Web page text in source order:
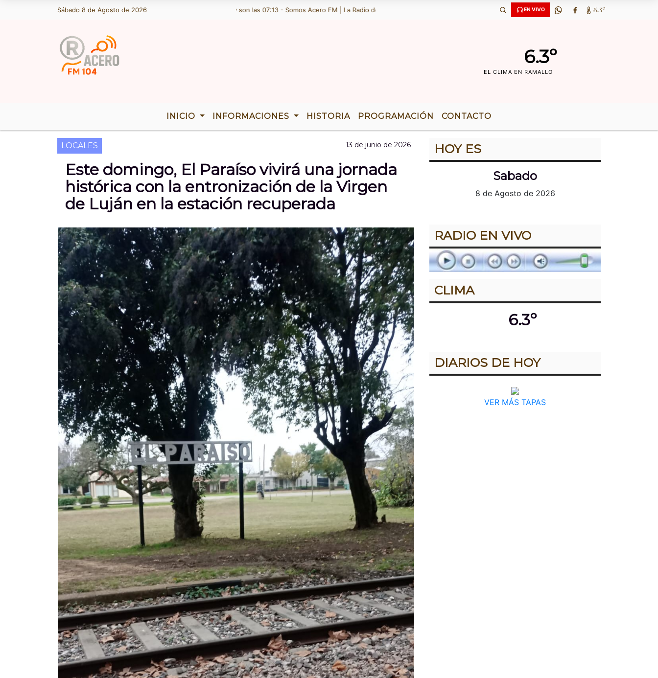
Sábado 8 de Agosto de 2026
Hoy es Sábado 8 de Agosto de 2026 y son las 07:13 - Somos Acero FM | La Radio de Ramallo | TENEMOS 36 AÃ‘OS DE RADIO | EN VIVO 6.3º
6.3º
EL CLIMA EN RAMALLO
INICIO INFORMACIONES HISTORIA PROGRAMACIÓN CONTACTO
LOCALES 13 de junio de 2026
Este domingo, El Paraíso vivirá una jornada
histórica con la entronización de la Virgen
de Luján en la estación recuperada
HOY ES
Sabado
8 de Agosto de 2026
RADIO EN VIVO
CLIMA
6.3º
DIARIOS DE HOY
VER MÁS TAPAS